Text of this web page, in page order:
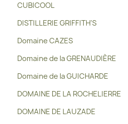
CUBICOOL
DISTILLERIE GRIFFITH'S
Domaine CAZES
Domaine de la GRENAUDIÈRE
Domaine de la GUICHARDE
DOMAINE DE LA ROCHELIERRE
DOMAINE DE LAUZADE